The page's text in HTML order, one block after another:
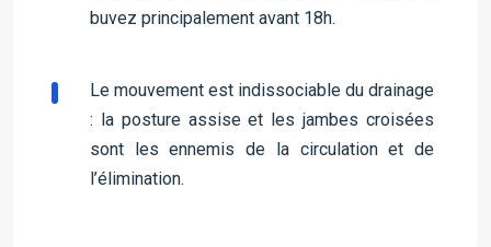
buvez principalement avant 18h.
Le mouvement est indissociable du drainage
: la posture assise et les jambes croisées
sont les ennemis de la circulation et de
l’élimination.